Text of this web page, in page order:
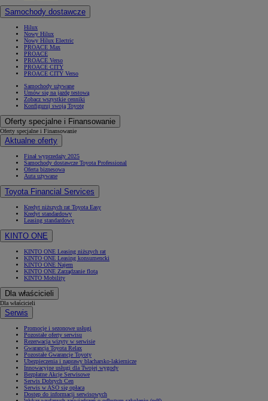
Samochody dostawcze
Hilux
Nowy Hilux
Nowy Hilux Electric
PROACE Max
PROACE
PROACE Verso
PROACE CITY
PROACE CITY Verso
Samochody używane
Umów się na jazdę testową
Zobacz wszystkie cenniki
Konfiguruj swoją Toyotę
Oferty specjalne i Finansowanie
Oferty specjalne i Finansowanie
Aktualne oferty
Finał wyprzedaży 2025
Samochody dostawcze Toyota Professional
Oferta biznesowa
Auta używane
Toyota Financial Services
Kredyt niższych rat Toyota Easy
Kredyt standardowy
Leasing standardowy
KINTO ONE
KINTO ONE Leasing niższych rat
KINTO ONE Leasing konsumencki
KINTO ONE Najem
KINTO ONE Zarządzanie flotą
KINTO Mobility
Dla właścicieli
Dla właścicieli
Serwis
Promocje i sezonowe usługi
Pozostałe oferty serwisu
Rezerwacja wizyty w serwisie
Gwarancja Toyota Relax
Pozostałe Gwarancje Toyoty
Ubezpieczenia i naprawy blacharsko-lakiernicze
Innowacyjne usługi dla Twojej wygody
Bezpłatne Akcje Serwisowe
Serwis Dobrych Cen
Serwis w ASO się opłaca
Dostęp do informacji serwisowych